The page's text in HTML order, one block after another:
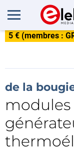
5 € (membres :
de la